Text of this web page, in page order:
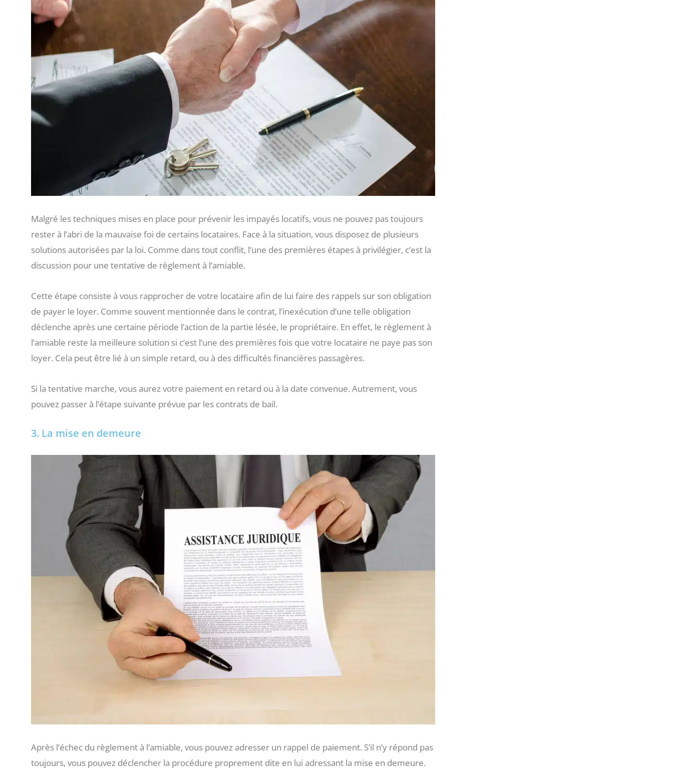
Malgré les techniques mises en place pour prévenir les impayés locatifs, vous ne pouvez pas toujours
rester à l’abri de la mauvaise foi de certains locataires. Face à la situation, vous disposez de plusieurs
solutions autorisées par la loi. Comme dans tout conflit, l’une des premières étapes à privilégier, c’est la
discussion pour une tentative de règlement à l’amiable.
Cette étape consiste à vous rapprocher de votre locataire afin de lui faire des rappels sur son obligation
de payer le loyer. Comme souvent mentionnée dans le contrat, l’inexécution d’une telle obligation
déclenche après une certaine période l’action de la partie lésée, le propriétaire. En effet, le règlement à
l’amiable reste la meilleure solution si c’est l’une des premières fois que votre locataire ne paye pas son
loyer. Cela peut être lié à un simple retard, ou à des difficultés financières passagères.
Si la tentative marche, vous aurez votre paiement en retard ou à la date convenue. Autrement, vous
pouvez passer à l’étape suivante prévue par les contrats de bail.
3. La mise en demeure
Après l’échec du règlement à l’amiable, vous pouvez adresser un rappel de paiement. S’il n’y répond pas
toujours, vous pouvez déclencher la procédure proprement dite en lui adressant la mise en demeure.